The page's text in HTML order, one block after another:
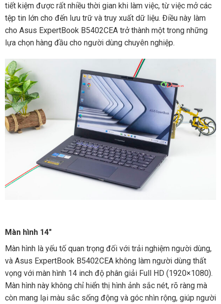
tiết kiệm được rất nhiều thời gian khi làm việc, từ việc mở các
tệp tin lớn cho đến lưu trữ và truy xuất dữ liệu. Điều này làm
cho Asus ExpertBook B5402CEA trở thành một trong những
lựa chọn hàng đầu cho người dùng chuyên nghiệp.
Màn hình 14″
Màn hình là yếu tố quan trọng đối với trải nghiệm người dùng,
và Asus ExpertBook B5402CEA không làm người dùng thất
vọng với màn hình 14 inch độ phân giải Full HD (1920×1080).
Màn hình này không chỉ hiển thị hình ảnh sắc nét, rõ ràng mà
còn mang lại màu sắc sống động và góc nhìn rộng, giúp người